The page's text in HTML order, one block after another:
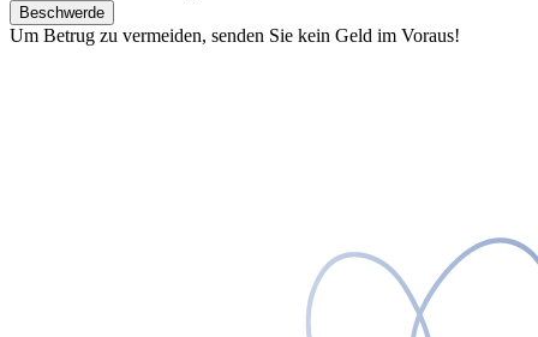
Beschwerde
Um Betrug zu vermeiden, senden Sie kein Geld im Voraus!